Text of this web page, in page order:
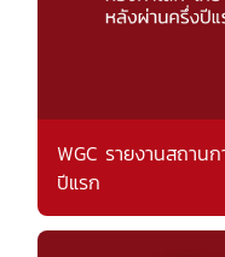
WGC รายงานสถา
ปีแรก